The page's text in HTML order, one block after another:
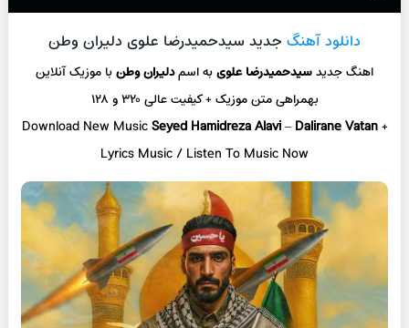
دانلود آهنگ جدید سیدحمیدرضا علوی دلیران وطن
اهنگ جدیدسیدحمیدرضا علویبه اسمدلیران وطنبا موزیک آنلاین
بهمراهی متن موزیک + کیفیت عالی ۳۲۰ و ۱۲۸
Download New MusicSeyed Hamidreza Alavi–Dalirane Vatan+
Lyrics Music / Listen To Music Now